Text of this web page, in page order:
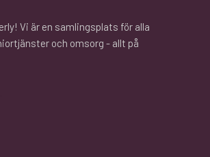
Vi är en samlingsplats för alla
och omsorg - allt på